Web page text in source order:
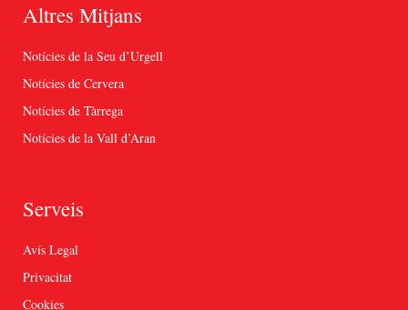
Altres Mitjans
Notícies de la Seu d’Urgell
Notícies de Cervera
Notícies de Tàrrega
Notícies de la Vall d’Aran
Serveis
Avís Legal
Privacitat
Cookies